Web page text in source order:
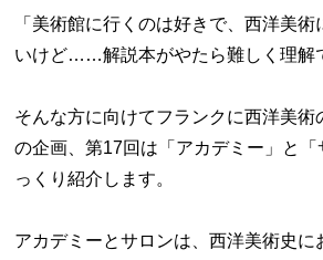
「美術館に行くのは好きで、西洋美
いけど……解説本がやたら難しく理解
そんな方に向けてフランクに西洋美術
の企画、第17回は「アカデミー」と
っくり紹介します。
アカデミーとサロンは、西洋美術史に